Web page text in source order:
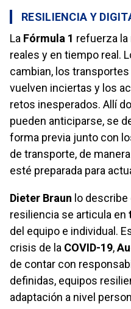
RESILIENCIA Y
La Fórmula 1 refuerza la
reales y en tiempo real.
cambian, los
vuelven inciertas y los
retos inesperados. Allí
pueden anticiparse, se
forma previa junto con
de transporte, de
esté preparada para
Dieter Braun lo
resiliencia se articula en
del equipo e individual.
crisis de la COVID-19,
de contar con
definidas, equipos
adaptación a nivel